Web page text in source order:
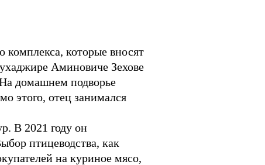
комплекса, которые вносят
Аминовиче Зехове
На домашнем подворье
этого, отец занимался
В 2021 году он
птицеводства, как
на куриное мясо,